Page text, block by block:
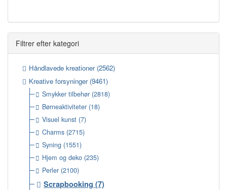
Filtrer efter kategori
Håndlavede kreationer(2562)
Kreative forsyninger(9461)
Smykker tilbehør (2818)
Børneaktiviteter (18)
Visuel kunst (7)
Charms (2715)
Syning (1551)
Hjem og deko (235)
Perler (2100)
Scrapbooking (7)